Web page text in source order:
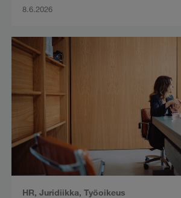
8.6.2026
HR, Juridiikka, Työoikeus